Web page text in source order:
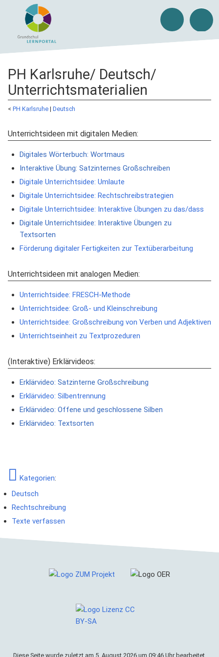
PH Karlsruhe/ Deutsch/
Unterrichtsmaterialien
< PH Karlsruhe ‎ | Deutsch
Unterrichtsideen mit digitalen Medien:
Digitales Wörterbuch: Wortmaus
Interaktive Übung: Satzinternes Großschreiben
Digitale Unterrichtsidee: Umlaute
Digitale Unterrichtsidee: Rechtschreibstrategien
Digitale Unterrichtsidee: Interaktive Übungen zu das/dass
Digitale Unterrichtsidee: Interaktive Übungen zu
Textsorten
Förderung digitaler Fertigkeiten zur Textüberarbeitung
Unterrichtsideen mit analogen Medien:
Unterrichtsidee: FRESCH-Methode
Unterrichtsidee: Groß- und Kleinschreibung
Unterrichtsidee: Großschreibung von Verben und Adjektiven
Unterrichtseinheit zu Textprozeduren
(Interaktive) Erklärvideos:
Erklärvideo: Satzinterne Großschreibung
Erklärvideo: Silbentrennung
Erklärvideo: Offene und geschlossene Silben
Erklärvideo: Textsorten
Kategorien:
Deutsch
Rechtschreibung
Texte verfassen
Diese Seite wurde zuletzt am 5. August 2026 um 09:46 Uhr bearbeitet.